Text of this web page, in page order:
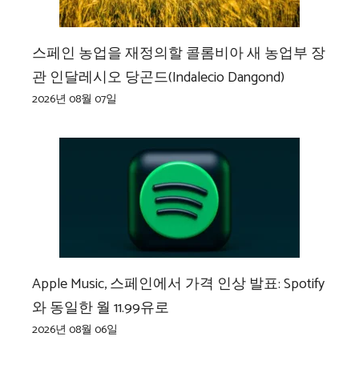
스페인 농업을 재정의할 콜롬비아 새 농업부 장
관 인달레시오 당곤드(Indalecio Dangond)
2026년 08월 07일
Apple Music, 스페인에서 가격 인상 발표: Spotify
와 동일한 월 11.99유로
2026년 08월 06일